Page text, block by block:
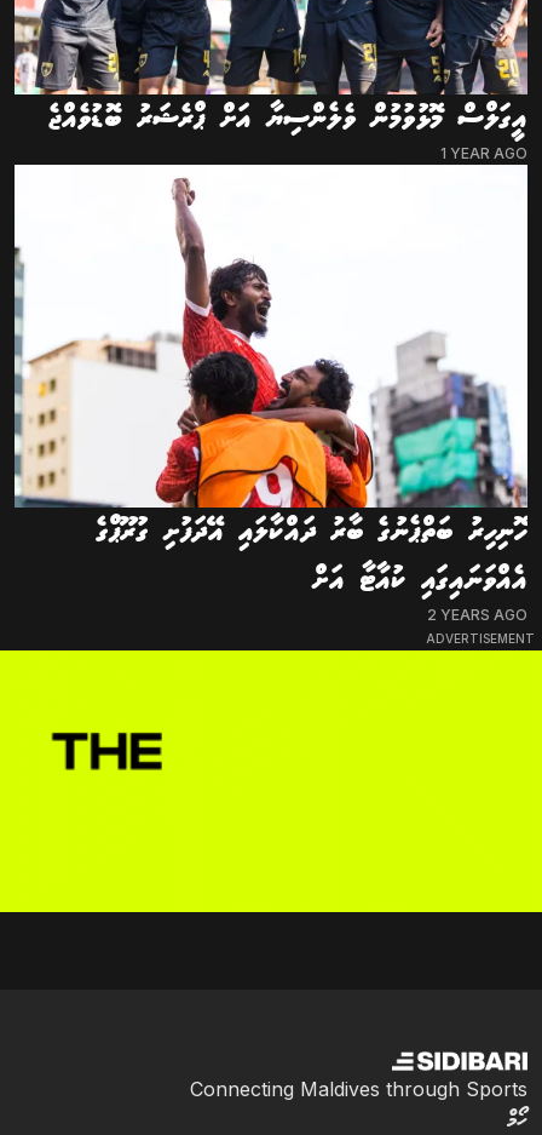
ADVERTISEMENT
އީގަލްސް މޮޅުވުމުން ވެލެންސިޔާ އަށް ޕްރެޝަރު ބޮޑުވެއްޖެ
1 YEAR AGO
ހޮނިހިރު ބަތްޕެނުގެ ބާރު ދައްކާލައި އޭދަފުށި ގުރޫޕްގެ
އެއްވަނައިގައި ކުއާޓާ އަށް
2 YEARS AGO
Connecting Maldives through Sports
ހޯމް